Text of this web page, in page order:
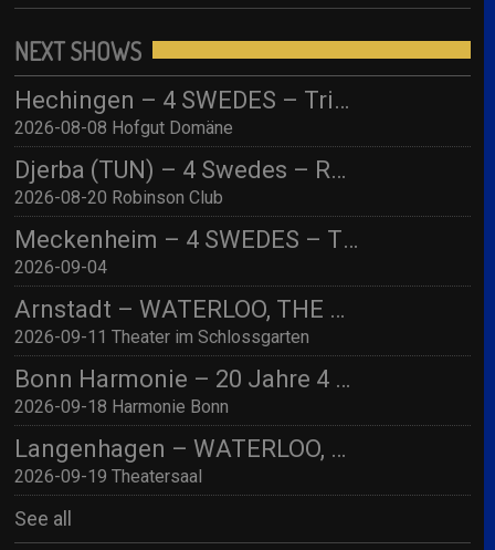
NEXT SHOWS
Hechingen – 4 SWEDES – Tribute to ABBA/ Hofgut Domäne
2026-08-08 Hofgut Domäne
Djerba (TUN) – 4 Swedes – Robinson Djerba Bahia
2026-08-20 Robinson Club
Meckenheim – 4 SWEDES – TBA
2026-09-04
Arnstadt – WATERLOO, THE ABBA SHOW (by 4 Swedes – A Tribute To Abba) mit Streichquartett
2026-09-11 Theater im Schlossgarten
Bonn Harmonie – 20 Jahre 4 SWEDES – A Tribute to Abba / Jubiläumskonzert!
2026-09-18 Harmonie Bonn
Langenhagen – WATERLOO, THE ABBA SHOW (by 4 Swedes – A Tribute To Abba) mit Streichquartett
2026-09-19 Theatersaal
See all